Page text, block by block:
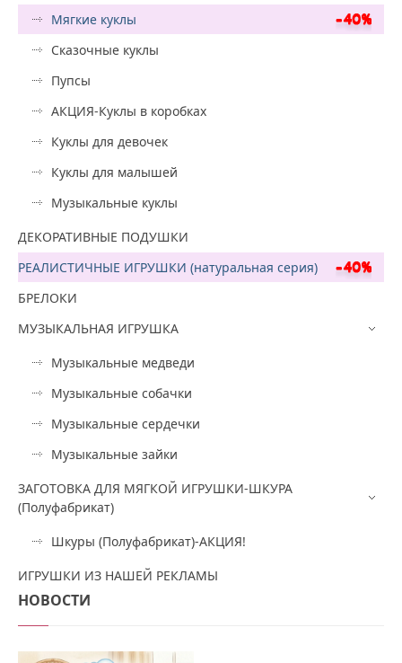
Мягкие куклы
Сказочные куклы
Пупсы
АКЦИЯ-Куклы в коробках
Куклы для девочек
Куклы для малышей
Музыкальные куклы
ДЕКОРАТИВНЫЕ ПОДУШКИ
РЕАЛИСТИЧНЫЕ ИГРУШКИ (натуральная серия)
БРЕЛОКИ
МУЗЫКАЛЬНАЯ ИГРУШКА
Музыкальные медведи
Музыкальные собачки
Музыкальные сердечки
Музыкальные зайки
ЗАГОТОВКА ДЛЯ МЯГКОЙ ИГРУШКИ-ШКУРА
(Полуфабрикат)
Шкуры (Полуфабрикат)-АКЦИЯ!
ИГРУШКИ ИЗ НАШЕЙ РЕКЛАМЫ
НОВОСТИ